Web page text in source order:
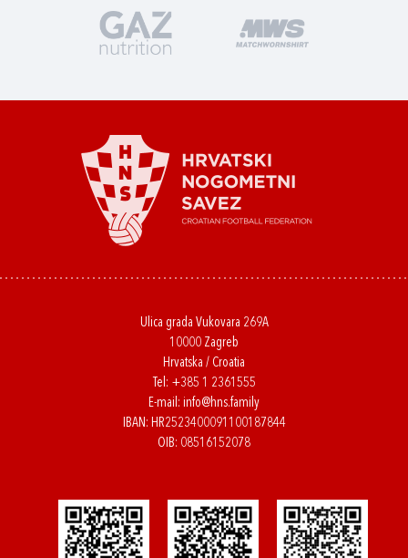
Ulica grada Vukovara 269A
10000 Zagreb
Hrvatska / Croatia
Tel: +385 1 2361555
E-mail: info@hns.family
IBAN: HR2523400091100187844
OIB: 08516152078